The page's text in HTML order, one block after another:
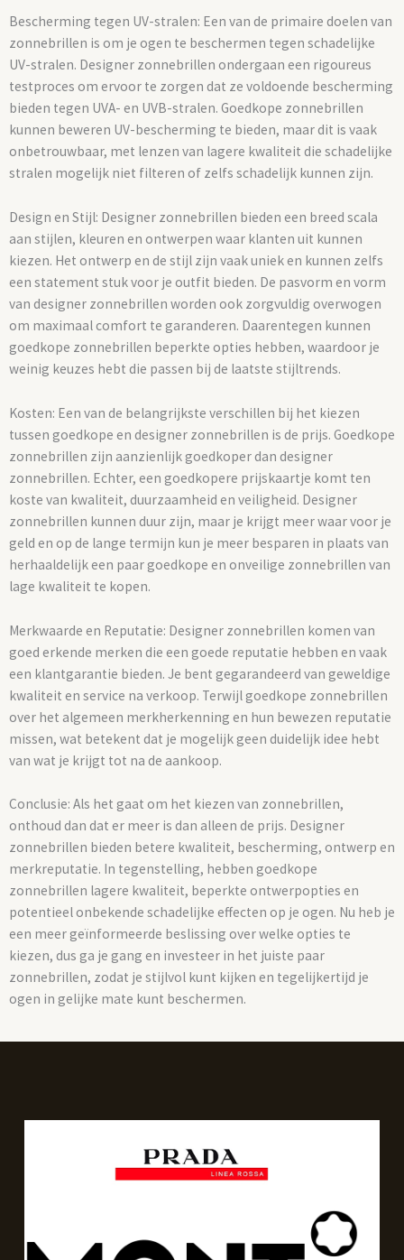
Bescherming tegen UV-stralen: Een van de primaire doelen van
zonnebrillen is om je ogen te beschermen tegen schadelijke
UV-stralen. Designer zonnebrillen ondergaan een rigoureus
testproces om ervoor te zorgen dat ze voldoende bescherming
bieden tegen UVA- en UVB-stralen. Goedkope zonnebrillen
kunnen beweren UV-bescherming te bieden, maar dit is vaak
onbetrouwbaar, met lenzen van lagere kwaliteit die schadelijke
stralen mogelijk niet filteren of zelfs schadelijk kunnen zijn.
Design en Stijl: Designer zonnebrillen bieden een breed scala
aan stijlen, kleuren en ontwerpen waar klanten uit kunnen
kiezen. Het ontwerp en de stijl zijn vaak uniek en kunnen zelfs
een statement stuk voor je outfit bieden. De pasvorm en vorm
van designer zonnebrillen worden ook zorgvuldig overwogen
om maximaal comfort te garanderen. Daarentegen kunnen
goedkope zonnebrillen beperkte opties hebben, waardoor je
weinig keuzes hebt die passen bij de laatste stijltrends.
Kosten: Een van de belangrijkste verschillen bij het kiezen
tussen goedkope en designer zonnebrillen is de prijs. Goedkope
zonnebrillen zijn aanzienlijk goedkoper dan designer
zonnebrillen. Echter, een goedkopere prijskaartje komt ten
koste van kwaliteit, duurzaamheid en veiligheid. Designer
zonnebrillen kunnen duur zijn, maar je krijgt meer waar voor je
geld en op de lange termijn kun je meer besparen in plaats van
herhaaldelijk een paar goedkope en onveilige zonnebrillen van
lage kwaliteit te kopen.
Merkwaarde en Reputatie: Designer zonnebrillen komen van
goed erkende merken die een goede reputatie hebben en vaak
een klantgarantie bieden. Je bent gegarandeerd van geweldige
kwaliteit en service na verkoop. Terwijl goedkope zonnebrillen
over het algemeen merkherkenning en hun bewezen reputatie
missen, wat betekent dat je mogelijk geen duidelijk idee hebt
van wat je krijgt tot na de aankoop.
Conclusie: Als het gaat om het kiezen van zonnebrillen,
onthoud dan dat er meer is dan alleen de prijs. Designer
zonnebrillen bieden betere kwaliteit, bescherming, ontwerp en
merkreputatie. In tegenstelling, hebben goedkope
zonnebrillen lagere kwaliteit, beperkte ontwerpopties en
potentieel onbekende schadelijke effecten op je ogen. Nu heb je
een meer geïnformeerde beslissing over welke opties te
kiezen, dus ga je gang en investeer in het juiste paar
zonnebrillen, zodat je stijlvol kunt kijken en tegelijkertijd je
ogen in gelijke mate kunt beschermen.